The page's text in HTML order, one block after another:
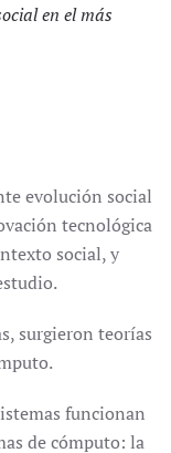
en el más
evolución social
tecnológica
social, y
surgieron teorías
funcionan
de cómputo: la